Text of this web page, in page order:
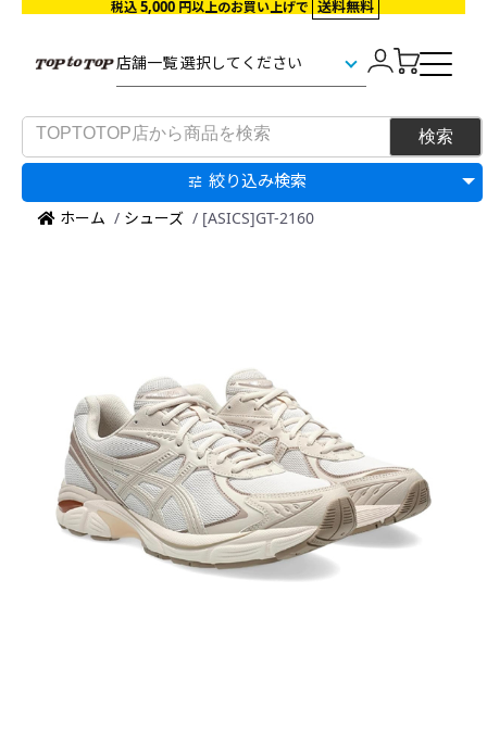
税込5,000 円以上のお買い上げで 送料無料
絞り込み検索
ホーム / シューズ / [ASICS]GT-2160